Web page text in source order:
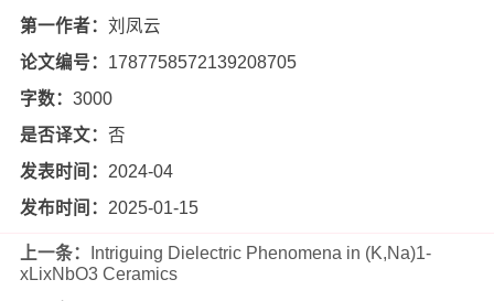
第一作者： 刘凤云
论文编号： 1787758572139208705
字数： 3000
是否译文： 否
发表时间： 2024-04
发布时间： 2025-01-15
上一条：
Intriguing Dielectric Phenomena in (K,Na)1-
xLixNbO3 Ceramics